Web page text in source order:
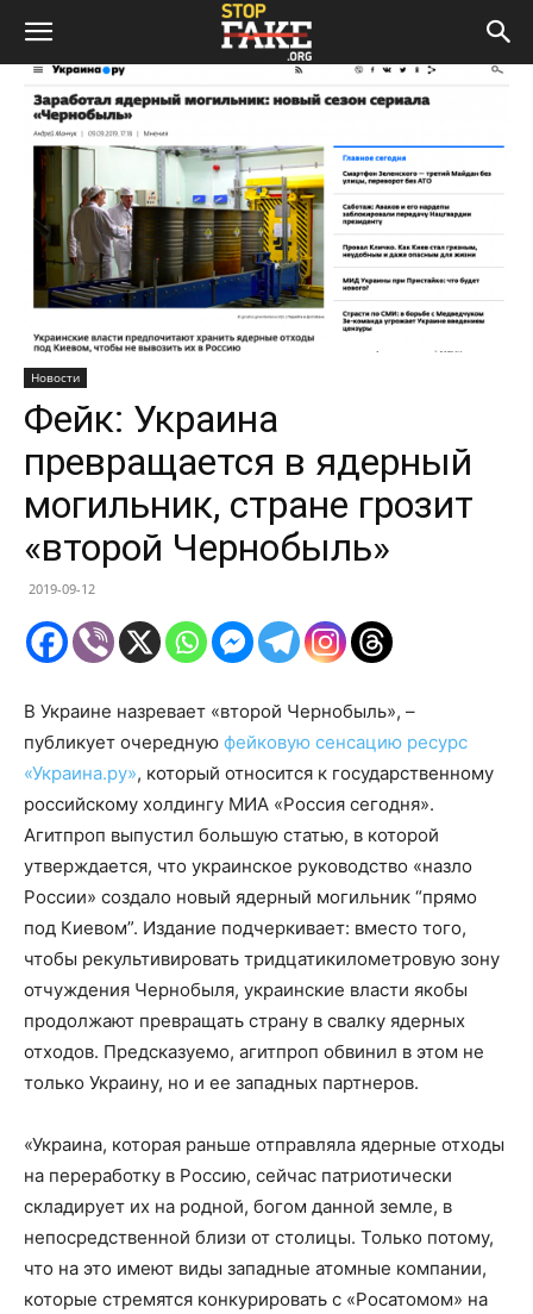
Новости
Фейк: Украина
превращается в ядерный
могильник, стране грозит
«второй Чернобыль»
2019-09-12
В Украине назревает «второй Чернобыль», –
публикует очередную фейковую сенсацию ресурс
«Украина.ру», который относится к государственному
российскому холдингу МИА «Россия сегодня».
Агитпроп выпустил большую статью, в которой
утверждается, что украинское руководство «назло
России» создало новый ядерный могильник “прямо
под Киевом”. Издание подчеркивает: вместо того,
чтобы рекультивировать тридцатикилометровую зону
отчуждения Чернобыля, украинские власти якобы
продолжают превращать страну в свалку ядерных
отходов. Предсказуемо, агитпроп обвинил в этом не
только Украину, но и ее западных партнеров.
«Украина, которая раньше отправляла ядерные отходы
на переработку в Россию, сейчас патриотически
складирует их на родной, богом данной земле, в
непосредственной близи от столицы. Только потому,
что на это имеют виды западные атомные компании,
которые стремятся конкурировать с «Росатомом» на